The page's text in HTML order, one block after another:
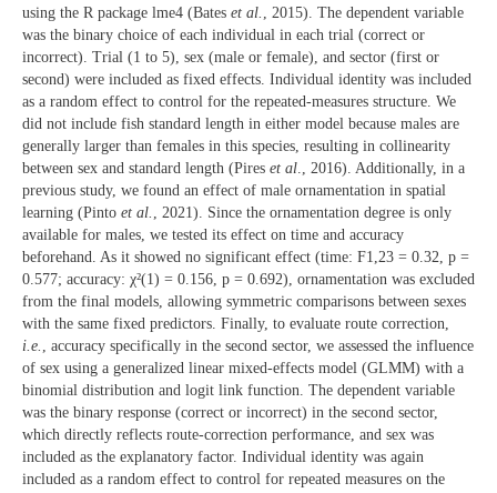
using the R package lme4 (Bates et al.
, 2015). The dependent variable
was the binary choice of each individual in each trial (correct or
incorrect). Trial (1 to 5), sex (male or female), and sector (first or
second) were included as fixed effects. Individual identity was included
as a random effect to control for the repeated-measures structure. We
did not include fish standard length in either model because males are
generally larger than females in this species, resulting in collinearity
between sex and standard length (Pires et al ., 2016). Additionally, in a
previous study, we found an effect of male ornamentation in spatial
learning (Pinto et al.
, 2021). Since the ornamentation degree is only
available for males, we tested its effect on time and accuracy
beforehand. As it showed no significant effect (time: F1,23 = 0.32, p =
0.577; accuracy: χ²(1) = 0.156, p = 0.692), ornamentation was excluded
from the final models, allowing symmetric comparisons between sexes
with the same fixed predictors. Finally, to evaluate route correction,
i.e.
, accuracy specifically in the second sector, we assessed the influence
of sex using a generalized linear mixed-effects model (GLMM) with a
binomial distribution and logit link function. The dependent variable
was the binary response (correct or incorrect) in the second sector,
which directly reflects route-correction performance, and sex was
included as the explanatory factor. Individual identity was again
included as a random effect to control for repeated measures on the